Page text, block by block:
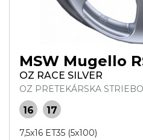
MSW Mugello
OZ RACE SILVER
OZ PRETEKÁRSKA
16 17
7,5x16 ET35 (5x100)